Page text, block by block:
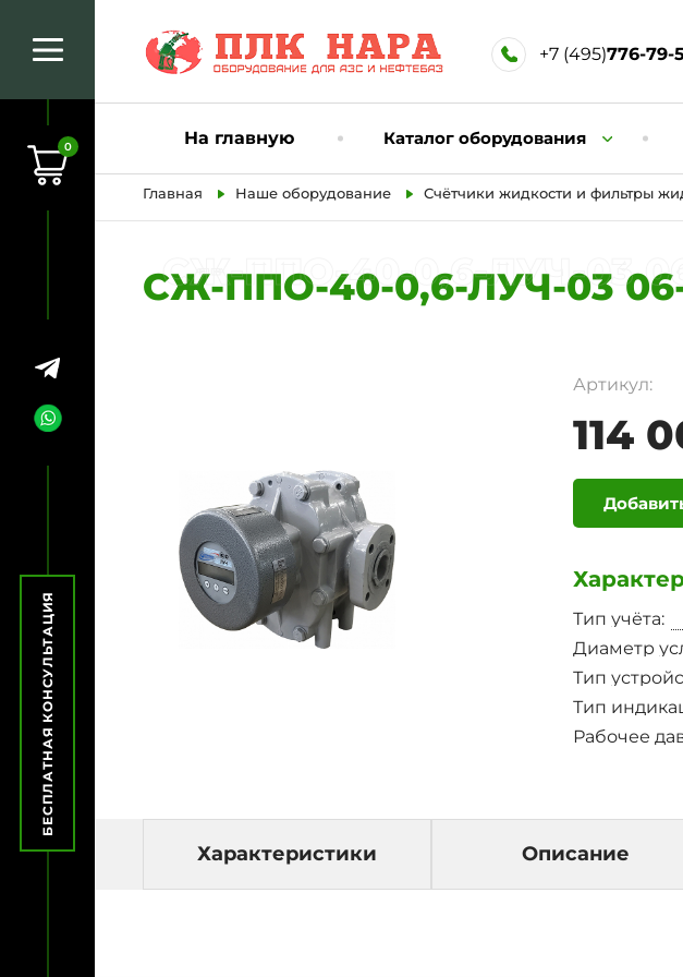
+7 (495)776-79-
На главную Каталог оборудования
0
БЕСПЛАТНАЯ КОНСУЛЬТАЦИЯ
Главная Наше оборудование Счётчики жидкости и фильтры
СЖ-ППО-40-0,6-ЛУЧ-03 06-
СЖ-ППО-40-0,6-ЛУЧ-03 06-
Артикул:
114
Тип учёта:
Диаметр
Тип
Тип
Рабочее
Описание
Характеристики